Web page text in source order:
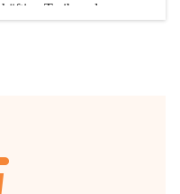
Treiben der